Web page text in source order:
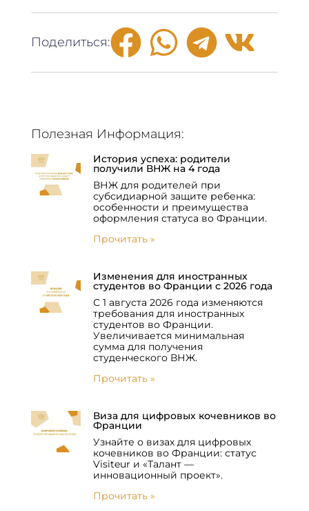
Поделиться:
Полезная Информация:
История успеха: родители
получили ВНЖ на 4 года
ВНЖ для родителей при
субсидиарной защите ребенка:
особенности и преимущества
оформления статуса во Франции.
Прочитать »
Изменения для иностранных
студентов во Франции с 2026 года
С 1 августа 2026 года изменяются
требования для иностранных
студентов во Франции.
Увеличивается минимальная
сумма для получения
студенческого ВНЖ.
Прочитать »
Виза для цифровых кочевников во
Франции
Узнайте о визах для цифровых
кочевников во Франции: статус
Visiteur и «Талант —
инновационный проект».
Прочитать »